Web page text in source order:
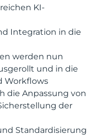
KI-
Integration in die
werden nun
und in die
Workflows
die Anpassung von
der
Standardisierung